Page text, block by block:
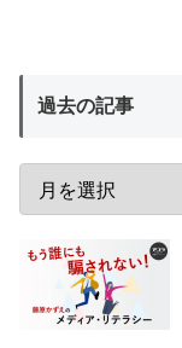
過去の記事